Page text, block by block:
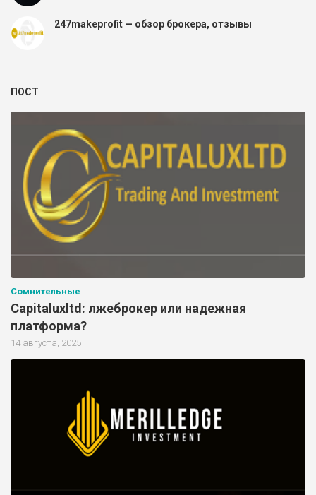
247makeprofit — обзор брокера, отзывы
ПОСТ
Сомнительные
Capitaluxltd: лжеброкер или надежная
платформа?
14 августа, 2025